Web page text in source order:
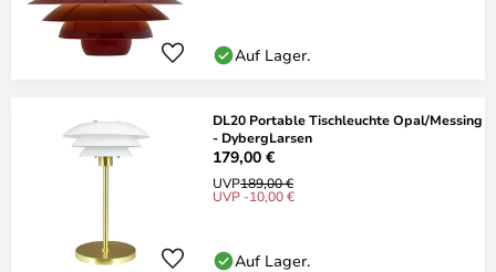
Auf Lager.
DL20 Portable Tischleuchte Opal/Messing
- DybergLarsen
179,00 €
UVP189,00 €
UVP -10,00 €
Auf Lager.